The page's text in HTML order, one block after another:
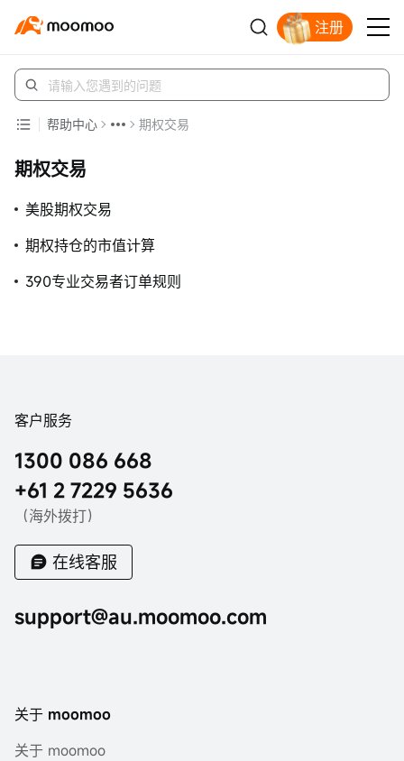
注册
帮助中心 期权交易
期权交易
美股期权交易
期权持仓的市值计算
390专业交易者订单规则
客户服务
1300 086 668
+61 2 7229 5636
（海外拨打）
在线客服
support@au.moomoo.com
关于 moomoo
关于 moomoo